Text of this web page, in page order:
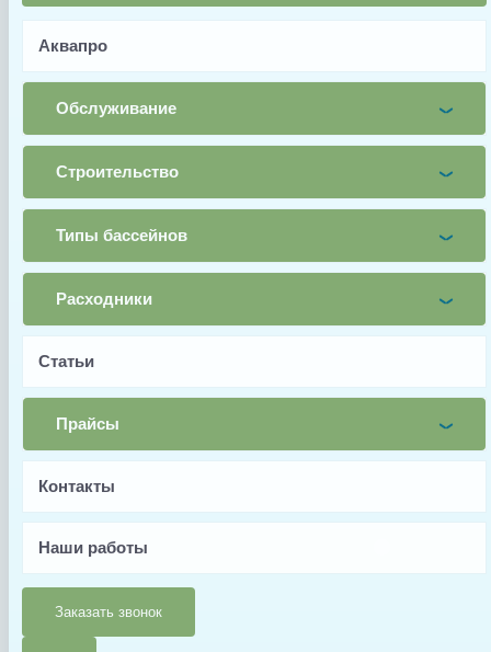
Аквапро
Обслуживание
Строительство
Типы бассейнов
Расходники
Статьи
Прайсы
Контакты
Наши работы
Заказать звонок
Телефон
Заявка
Заказать
Заводской артикул
Испания
Гарантия
Тип запчасти
Мотор